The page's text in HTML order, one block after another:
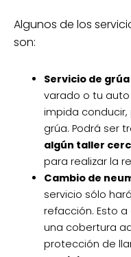
Algunos de los
son:
Servicio de
varado o tu
impida
grúa. Podrá ser
algún taller
para realizar la
Cambio de
servicio sólo
refacción. Esto
una cobertura
protección de